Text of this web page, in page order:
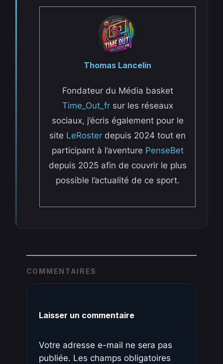
Thomas Lancelin
Fondateur du Média basket
Time_Out_frsur les réseaux
sociaux, j’écris également pour le
site LeRoster depuis 2024 tout en
participant à l’aventure PenseBet
depuis 2025 afin de couvrir le plus
possible l’actualité de ce sport.
COMMENTAIRES
Laisser un commentaire
Votre adresse e-mail ne sera pas
publiée. Les champs obligatoires